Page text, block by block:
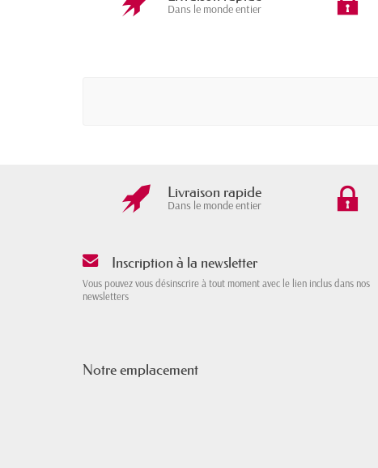
Dans le monde entier
Livraison rapide
Dans le monde entier
Inscription à la newsletter
Vous pouvez vous désinscrire à tout moment avec le lien inclus dans nos
newsletters
Notre emplacement